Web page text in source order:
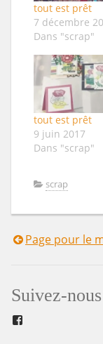
tout est prêt
7 décembre
Dans "scrap"
tout est prêt
9 juin 2017
Dans "scrap"
scrap
Page pour le
Suivez-